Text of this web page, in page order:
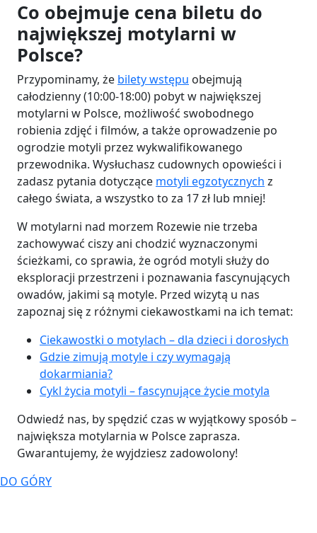
Co obejmuje cena biletu do
największej motylarni w
Polsce?
Przypominamy, że bilety wstępu obejmują
całodzienny(10:00-18:00) pobyt w największej
motylarni w Polsce, możliwość swobodnego
robienia zdjęć i filmów, a także oprowadzenie po
ogrodzie motyli przez wykwalifikowanego
przewodnika. Wysłuchasz cudownych opowieści i
zadasz pytania dotyczące motyli egzotycznych z
całego świata, a wszystko to za 17 zł lub mniej!
W motylarni nad morzem Rozewie nie trzeba
zachowywać ciszy ani chodzić wyznaczonymi
ścieżkami, co sprawia, że ogród motyli służy do
eksploracji przestrzeni i poznawania fascynujących
owadów, jakimi są motyle. Przed wizytą u nas
zapoznaj się z różnymi ciekawostkami na ich temat:
Ciekawostki o motylach – dla dzieci i dorosłych
Gdzie zimują motyle i czy wymagają
dokarmiania?
Cykl życia motyli – fascynujące życie motyla
Odwiedź nas, by spędzić czas w wyjątkowy sposób –
największa motylarnia w Polsce zaprasza.
Gwarantujemy, że wyjdziesz zadowolony!
DO GÓRY